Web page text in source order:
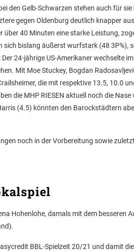
den Gelb-Schwarzen stehen auch für sie
gegen Oldenburg deutlich knapper
über 40 Minuten eine starke Leistung,
sich bislang äußerst wurfstark (48 3P%),
24-jährige US-Amerikaner wechselte
Mit Moe Stuckey, Bogdan
die mit respektive 13.5, 10.0
die MHP RIESEN aktuell noch die Nase
(4.5) könnten den Barockstädtern
noch in der Vorbereitung sowie
Hohenlohe, damals mit dem besseren
BBL-Spielzeit 20/21 und damit